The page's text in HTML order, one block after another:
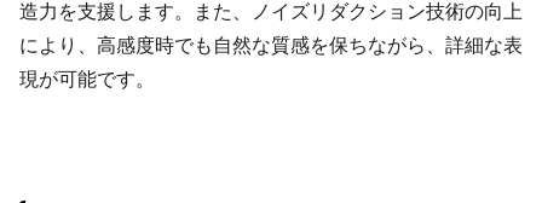
造力を支援します。また、ノイズリダクション技術の向上
により、高感度時でも自然な質感を保ちながら、詳細な表
現が可能です。